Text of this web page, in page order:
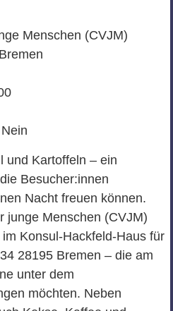
Menschen (CVJM)
und Kartoffeln – ein
Besucher:innen
Nacht freuen können.
junge Menschen (CVJM)
Konsul-Hackfeld-Haus für
28195 Bremen – die am
unter dem
möchten. Neben